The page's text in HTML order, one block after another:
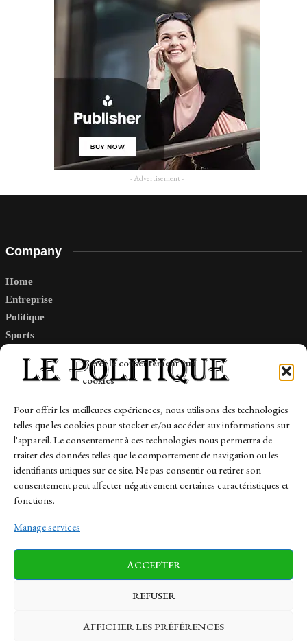
Gérer le consentement aux
cookies
Pour offrir les meilleures expériences, nous utilisons des technologies
telles que les cookies pour stocker et/ou accéder aux informations sur
l'appareil. Le consentement à ces technologies nous permettra de
traiter des données telles que le comportement de navigation ou les
identifiants uniques sur ce site. Ne pas consentir ou retirer son
consentement peut affecter négativement certaines caractéristiques et
fonctions.
Manage services
ACCEPTER
REFUSER
AFFICHER LES PRÉFÉRENCES
- Advertisement -
Company
Home
Entreprise
Politique
Sports
Links
Contact
Sitemap
News Finance-Marches Politics
Business Tech Health Sports Travel
© 1997-2026 - lepolitique.net. All Rights Reserved.